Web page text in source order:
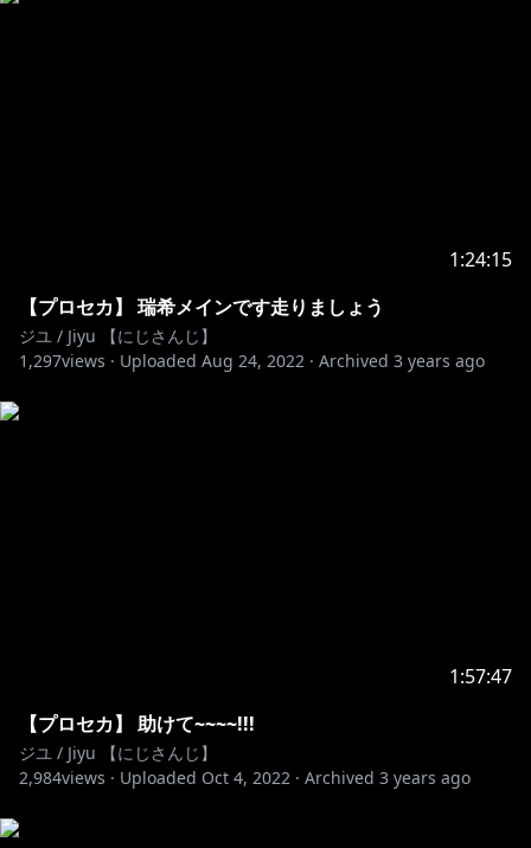
1:24:15
【プロセカ】 瑞希メインです走りましょう
ジユ / Jiyu 【にじさんじ】
1,297views · Uploaded Aug 24, 2022 · Archived 3 years ago
1:57:47
【プロセカ】 助けて~~~~!!!
ジユ / Jiyu 【にじさんじ】
2,984views · Uploaded Oct 4, 2022 · Archived 3 years ago